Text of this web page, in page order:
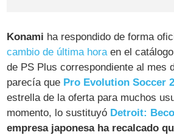
Konami ha respondido de forma
cambio de última horaen el
de PS Plus correspondiente al mes
parecía que Pro Evolution Soccer
estrella de la oferta para muchos
momento, lo sustituyó Detroit:
empresa japonesa ha recalcado